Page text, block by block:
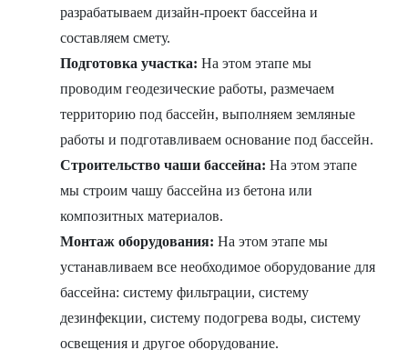
разрабатываем дизайн-проект бассейна и
составляем смету.
Подготовка участка: На этом этапе мы
проводим геодезические работы, размечаем
территорию под бассейн, выполняем земляные
работы и подготавливаем основание под бассейн.
Строительство чаши бассейна: На этом этапе
мы строим чашу бассейна из бетона или
композитных материалов.
Монтаж оборудования: На этом этапе мы
устанавливаем все необходимое оборудование для
бассейна: систему фильтрации, систему
дезинфекции, систему подогрева воды, систему
освещения и другое оборудование.